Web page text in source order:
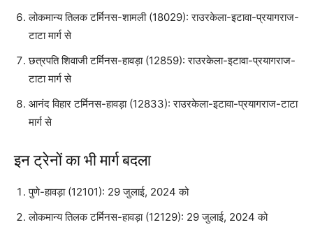
लोकमान्य तिलक टर्मिनस-शामली (18029): राउरकेला-इटावा-प्रयागराज-
टाटा मार्ग से
छत्रपति शिवाजी टर्मिनस-हावड़ा (12859): राउरकेला-इटावा-प्रयागराज-
टाटा मार्ग से
आनंद विहार टर्मिनस-हावड़ा (12833): राउरकेला-इटावा-प्रयागराज-टाटा
मार्ग से
इन ट्रेनों का भी मार्ग बदला
पुणे-हावड़ा (12101): 29 जुलाई, 2024 को
लोकमान्य तिलक टर्मिनस-हावड़ा (12129): 29 जुलाई, 2024 को